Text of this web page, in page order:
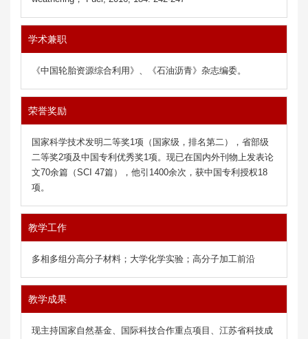
学术兼职
《中国轮胎资源综合利用》、《石油沥青》杂志编委。
荣誉奖励
国家科学技术发明二等奖1项（国家级，排名第二），省部级
二等奖2项及中国专利优秀奖1项。现已在国内外刊物上发表论
文70余篇（SCI 47篇），他引1400余次，获中国专利授权18
项。
教学工作
多相多组分高分子材料；大学化学实验；高分子加工前沿
教学成果
现主持国家自然基金、国际科技合作重点项目、江苏省科技成